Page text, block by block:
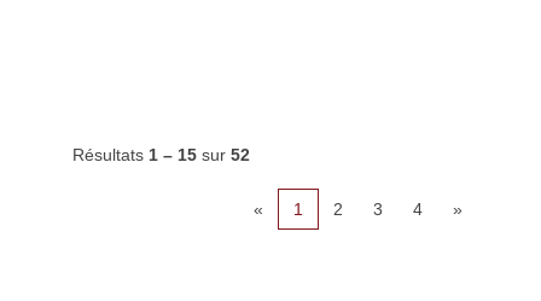
Résultats 1 – 15 sur 52
« 1 2 3 4 »